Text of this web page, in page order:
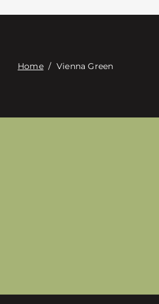
Home/ Vienna Green